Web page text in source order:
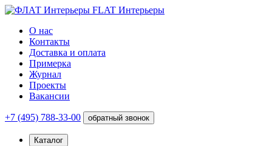
FLAT Интерьеры
О нас
Контакты
Доставка и оплата
Примерка
Журнал
Проекты
Вакансии
+7 (495) 788-33-00 обратный звонок
Каталог